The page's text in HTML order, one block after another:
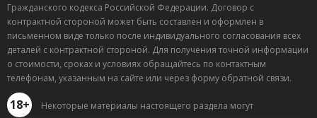
Гражданского кодекса Российской Федерации. Договор с
контрактной стороной может быть составлен и оформлен в
письменном виде только после индивидуального согласования всех
деталей с контрактной стороной. Для получения точной информации
о стоимости, сроках и условиях обращайтесь по контактным
телефонам, указанным на сайте или через форму обратной связи.
18+
Некоторые материалы настоящего раздела могут